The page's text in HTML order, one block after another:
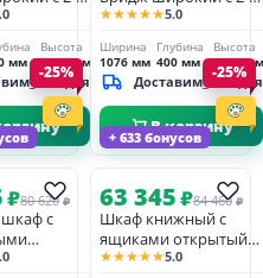
лак
мм
Высота
2060 мм
мя стеклянными
ящиками браун/
белый лак
★★★★★5.0
Ширина
1076 мм
Глубина
400 мм
Высота
2060 мм
Доставим_сегодня
В корзину
-25%
₽80 620 ₽
с
№7
+ 633 бонусов
-25%
63 345₽84 460 ₽
Шкаф книжный с
ящиками открытый
Айно №4
★★★★★5.0